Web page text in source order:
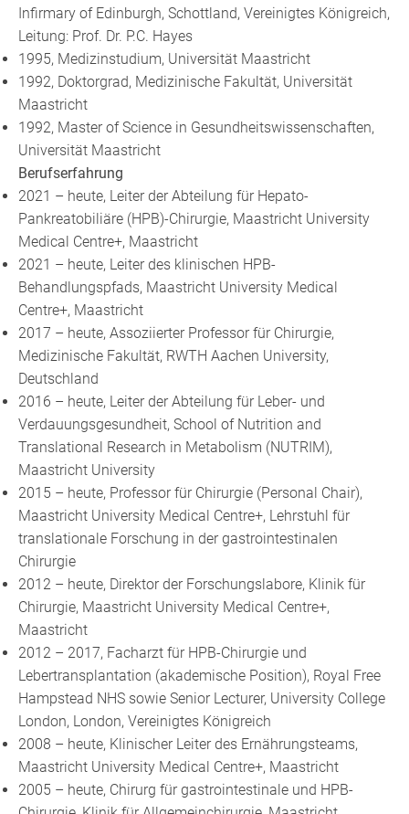
Infirmary of Edinburgh, Schottland, Vereinigtes Königreich,
Leitung: Prof. Dr. P.C. Hayes
1995, Medizinstudium, Universität Maastricht
1992, Doktorgrad, Medizinische Fakultät, Universität
Maastricht
1992, Master of Science in Gesundheitswissenschaften,
Universität Maastricht
Berufserfahrung
2021 – heute, Leiter der Abteilung für Hepato-
Pankreatobiliäre (HPB)-Chirurgie, Maastricht University
Medical Centre+, Maastricht
2021 – heute, Leiter des klinischen HPB-
Behandlungspfads, Maastricht University Medical
Centre+, Maastricht
2017 – heute, Assoziierter Professor für Chirurgie,
Medizinische Fakultät, RWTH Aachen University,
Deutschland
2016 – heute, Leiter der Abteilung für Leber- und
Verdauungsgesundheit, School of Nutrition and
Translational Research in Metabolism (NUTRIM),
Maastricht University
2015 – heute, Professor für Chirurgie (Personal Chair),
Maastricht University Medical Centre+, Lehrstuhl für
translationale Forschung in der gastrointestinalen
Chirurgie
2012 – heute, Direktor der Forschungslabore, Klinik für
Chirurgie, Maastricht University Medical Centre+,
Maastricht
2012 – 2017, Facharzt für HPB-Chirurgie und
Lebertransplantation (akademische Position), Royal Free
Hampstead NHS sowie Senior Lecturer, University College
London, London, Vereinigtes Königreich
2008 – heute, Klinischer Leiter des Ernährungsteams,
Maastricht University Medical Centre+, Maastricht
2005 – heute, Chirurg für gastrointestinale und HPB-